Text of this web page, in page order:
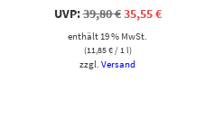
UVP:39,80€Ursprünglicher
Preis
war:
39,80 €
35,55€Aktueller
enthält 19 % MwSt.
(11,85€/ 1 l)
zzgl.Versand